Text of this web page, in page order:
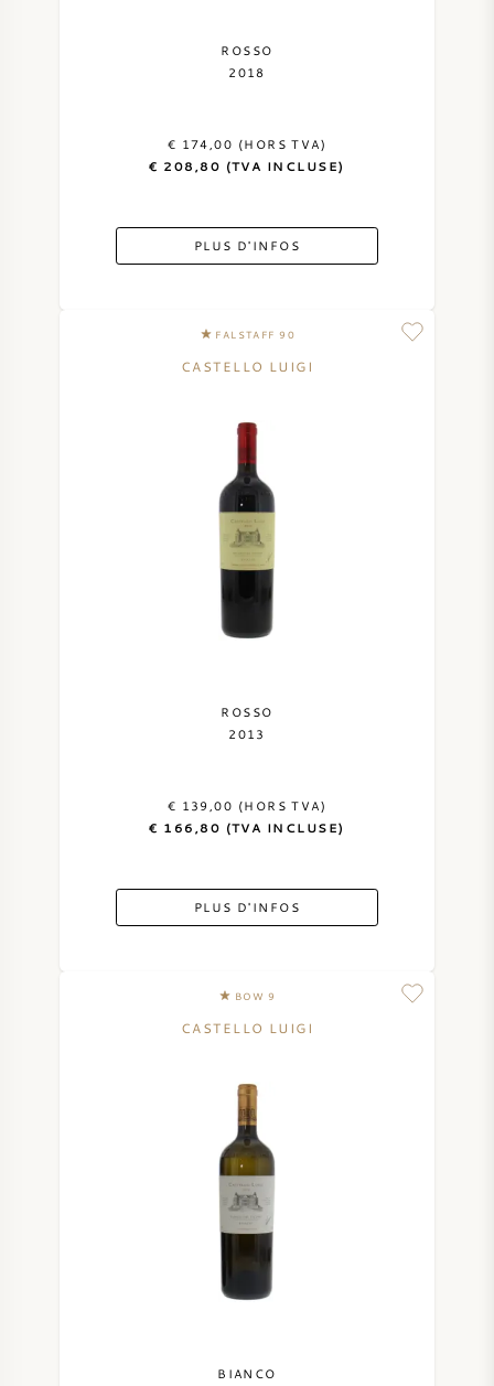
ROSSO
2018
€ 174,00 (HORS TVA)
€ 208,80 (TVA INCLUSE)
PLUS D'INFOS
FALSTAFF 90
CASTELLO LUIGI
ROSSO
2013
€ 139,00 (HORS TVA)
€ 166,80 (TVA INCLUSE)
PLUS D'INFOS
BOW 9
CASTELLO LUIGI
BIANCO